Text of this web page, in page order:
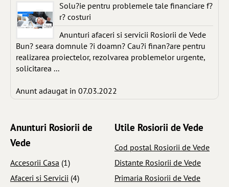
Solu?ie pentru problemele tale financiare f?
r? costuri
Anunturi afaceri si servicii Rosiorii de Vede
Bun? seara domnule ?i doamn? Cau?i finan?are pentru
realizarea proiectelor, rezolvarea problemelor urgente,
solicitarea ...
Anunt adaugat in 07.03.2022
Anunturi Rosiorii de
Vede
Accesorii Casa (1)
Afaceri si Servicii (4)
Utile Rosiorii de Vede
Cod postal Rosiorii de Vede
Distante Rosiorii de Vede
Primaria Rosiorii de Vede